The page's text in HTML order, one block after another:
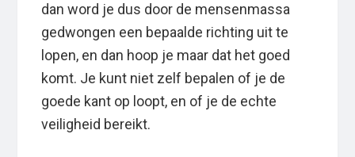
dan word je dus door de mensenmassa
gedwongen een bepaalde richting uit te
lopen, en dan hoop je maar dat het goed
komt. Je kunt niet zelf bepalen of je de
goede kant op loopt, en of je de echte
veiligheid bereikt.